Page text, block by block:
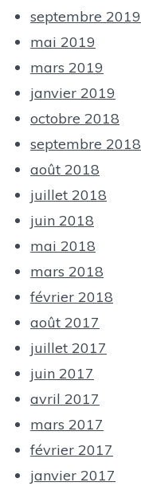
septembre 2019
mai 2019
mars 2019
janvier 2019
octobre 2018
septembre 2018
août 2018
juillet 2018
juin 2018
mai 2018
mars 2018
février 2018
août 2017
juillet 2017
juin 2017
avril 2017
mars 2017
février 2017
janvier 2017